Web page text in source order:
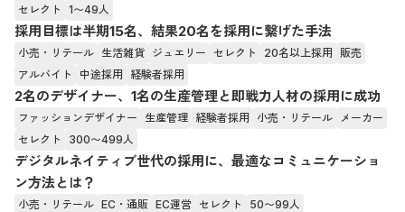
セレクト
1〜49人
採用目標は半期15名、結果20名を採用に繋げた手法
小売・リテール 生活雑貨 ジュエリー セレクト 20名以上採用
販売
アルバイト
中途採用 経験者採用
2名のデザイナー、1名の生産管理と即戦力人材の採用に成功
ファッションデザイナー 生産管理 経験者採用 小売・リテール
メーカー
セレクト
300〜499人
デジタルネイティブ世代の採用に、最適なコミュニケーショ
ン方法とは？
小売・リテール EC・通販 EC運営 セレクト 50〜99人